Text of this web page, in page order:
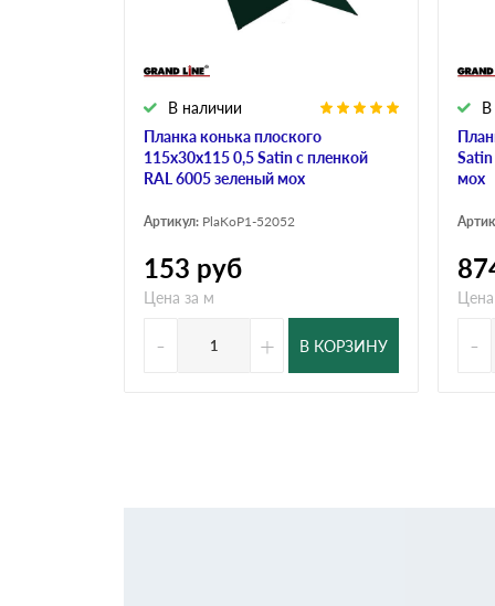
Планка конька плоского
115х30х115 0,5 Satin с пленкой
RAL 6005 зеленый мох
В наличии
Артикул: PlaKoP1-52052
153 руб
Цена за м
- + В КОРЗИНУ
мох
В
-